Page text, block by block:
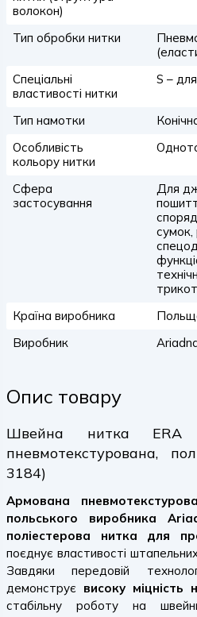
волокон)
Тип обробки нитки
Спеціальні
властивості нитки
S –
Тип намотки
Особливість
кольору нитки
Сфера
застосування
Для
сумок,
Країна виробника
Виробник
Опис товару
Швейна нитка
пневмотекстурована,
3184)
Армована
польського виробника
поліестерова нитка для
поєднує властивості
Завдяки передовій
демонструє високу
стабільну роботу на